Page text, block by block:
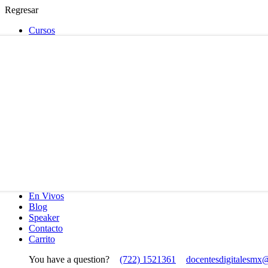
Regresar
Cursos
En Vivos
Blog
Speaker
Contacto
Carrito
You have a question?
(722) 1521361